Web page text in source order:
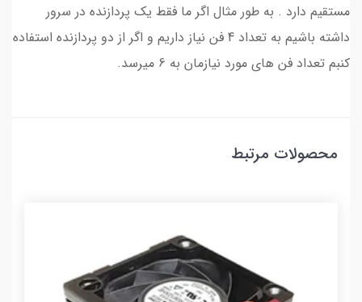
مستقیم دارد . به طور مثال اگر ما فقط یک پردازنده در سرور
داشته باشیم به تعداد 4 فن نیاز داریم و اگر از دو پردازنده استفاده
کنبم تعداد فن های مورد نیازمان به 6 میرسد.
محصولات مرتبط